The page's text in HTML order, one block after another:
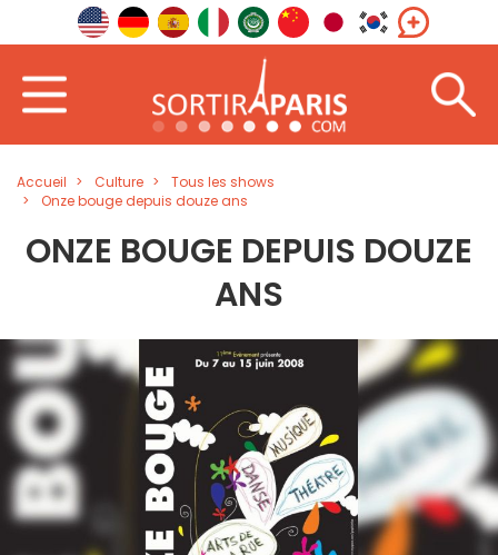
Accueil Culture
Tous les shows
Onze bouge depuis douze ans
ONZE BOUGE DEPUIS DOUZE
ANS